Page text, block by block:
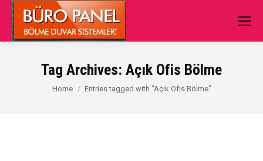
Tag Archives: Açık Ofis Bölme
You are here:
Home Entries tagged with "Açık Ofis Bölme"